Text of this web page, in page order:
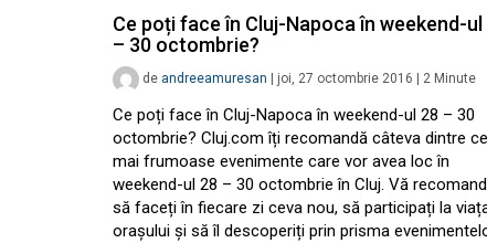
Ce poți face în Cluj-Napoca în weekend-ul
– 30 octombrie?
de andreeamuresan joi, 27 octombrie 2016 2 Minute
Ce poți face în Cluj-Napoca în weekend-ul 28 – 30
octombrie? Cluj.com îți recomandă câteva dintre
mai frumoase evenimente care vor avea loc în
weekend-ul 28 – 30 octombrie în Cluj. Vă
să faceți în fiecare zi ceva nou, să participați la
orașului și să îl descoperiți prin prisma